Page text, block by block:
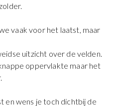
vaak voor het laatst, maar
uitzicht over de velden.
oppervlakte maar het
en wens je toch dichtbij de